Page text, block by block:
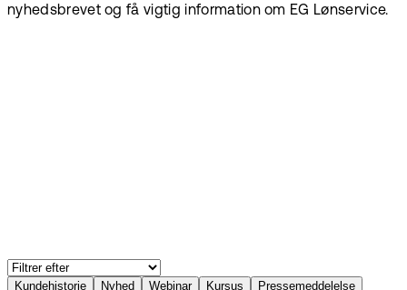
nyhedsbrevet og få vigtig information om EG Lønservice.
Kundehistorie Nyhed Webinar Kursus Pressemeddelelse